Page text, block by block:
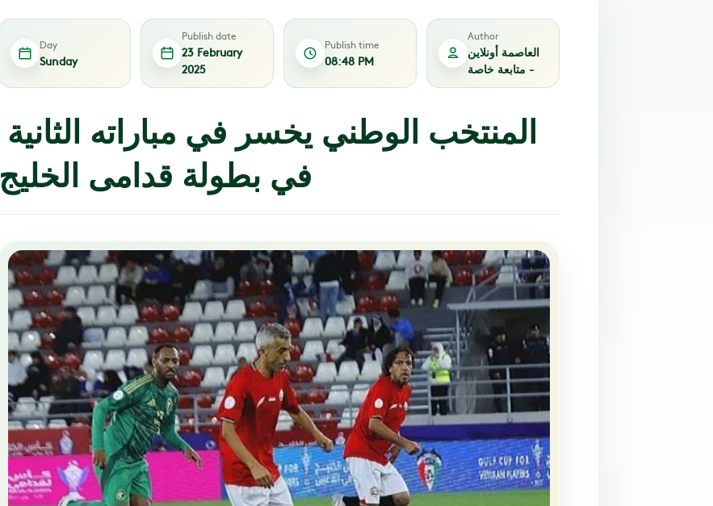
Day
Sunday
Publish date
23 February
2025
Publish time
08:48 PM
Author
العاصمة أونلاين
- متابعة خاصة
في بطولة قدامى الخليج